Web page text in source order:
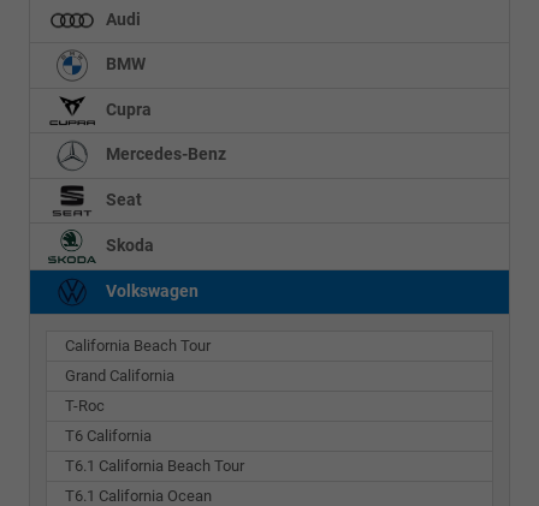
Audi
BMW
Cupra
Mercedes-Benz
Seat
Skoda
Volkswagen
California Beach Tour
Grand California
T-Roc
T6 California
T6.1 California Beach Tour
T6.1 California Ocean